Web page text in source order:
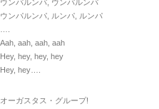
ウンパルンパ, ウンパルンパ
ウンパルンパ, ルンパ, ルンパ
Aah, aah, aah, aah
Hey, hey, hey, hey
Hey, hey….
オーガスタス・グループ!